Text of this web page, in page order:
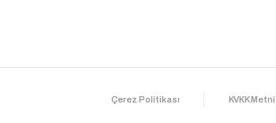
Çerez Politikası KVKK Metni